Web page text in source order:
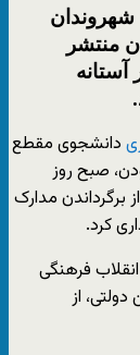
منتشر
دانشجوی مقطع
صبح روز
از برگرداندن مدارک
کرد.
فرهنگی
از